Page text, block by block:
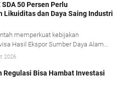
50 Persen Perlu
Likuiditas dan Daya Saing Industri
memperkuat kebijakan
Hasil Ekspor Sumber Daya Alam
50 persen dinilai perlu
sawit.
2026
Regulasi Bisa Hambat Investasi